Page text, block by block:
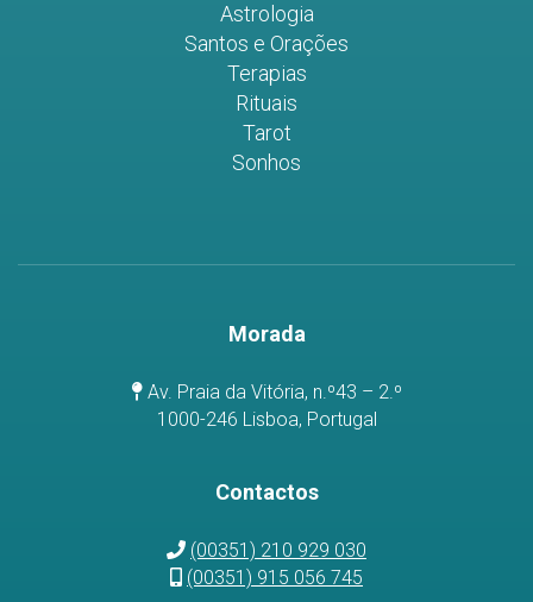
Astrologia
Santos e Orações
Terapias
Rituais
Tarot
Sonhos
Morada
Av. Praia da Vitória, n.º43 – 2.º
1000-246 Lisboa, Portugal
Contactos
(00351) 210 929 030
(00351) 915 056 745